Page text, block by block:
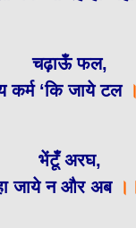
चढ़ाऊँ फल,
कर्म ‘कि जाये टल
भेंटूँ अरघ,
जाये न और अब